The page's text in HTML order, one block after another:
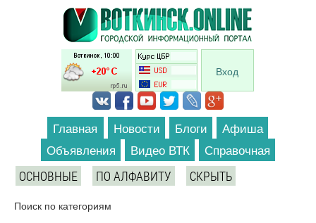
Перейти к основному содержанию
Вход
Главная Новости Блоги
Афиша
Объявления
Видео ВТК Справочная
ОСНОВНЫЕ ПО АЛФАВИТУ СКРЫТЬ
Поиск по категориям